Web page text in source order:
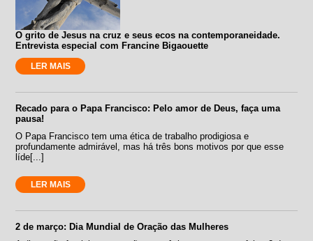
O grito de Jesus na cruz e seus ecos na contemporaneidade.
Entrevista especial com Francine Bigaouette
LER MAIS
Recado para o Papa Francisco: Pelo amor de Deus, faça uma
pausa!
O Papa Francisco tem uma ética de trabalho prodigiosa e
profundamente admirável, mas há três bons motivos por que esse
líde[...]
LER MAIS
2 de março: Dia Mundial de Oração das Mulheres